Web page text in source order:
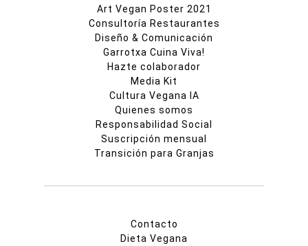
Art Vegan Poster 2021
Consultoría Restaurantes
Diseño & Comunicación
Garrotxa Cuina Viva!
Hazte colaborador
Media Kit
Cultura Vegana IA
Quienes somos
Responsabilidad Social
Suscripción mensual
Transición para Granjas
Contacto
Dieta Vegana